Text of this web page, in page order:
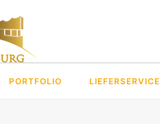
PORTFOLIO LIEFERSERVICE